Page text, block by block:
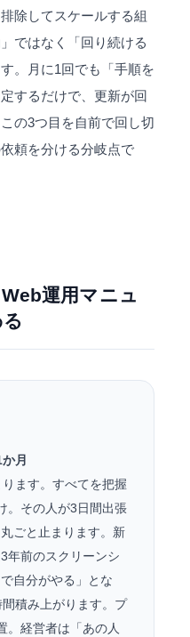
除してスケールする組
ではなく「回り続ける
。月に1回でも「手順を
するだけで、更新が回
の3つ目を自前で回し切
頼を分ける分岐点で
運用マニュ
月
ます。すべてを把握
。その人が3日間出張
ごと止まります。新
年前のスクリーンシ
自分がやる」とな
積み上がります。プ
。経営者は「あの人